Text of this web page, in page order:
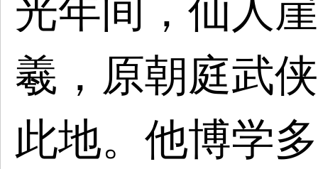
光年间，仙人
羲，原朝庭武
此地。他博学